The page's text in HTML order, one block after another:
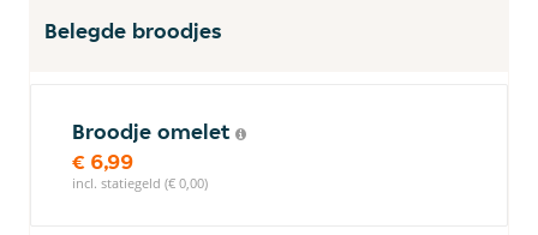
Belegde broodjes
Broodje omelet
€ 6,99
incl. statiegeld (€ 0,00)